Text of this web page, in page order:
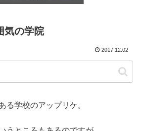
気の学院
2017.12.02
る学校のアップリケ。